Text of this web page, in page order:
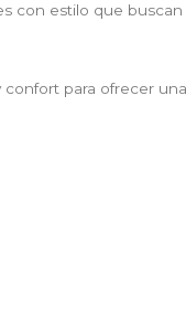
con estilo que
para ofrecer